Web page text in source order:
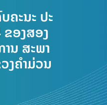
ຄະນະ ປະ
ອງສອງ
ານ ສະພາ
ງຄຳມ່ວນ